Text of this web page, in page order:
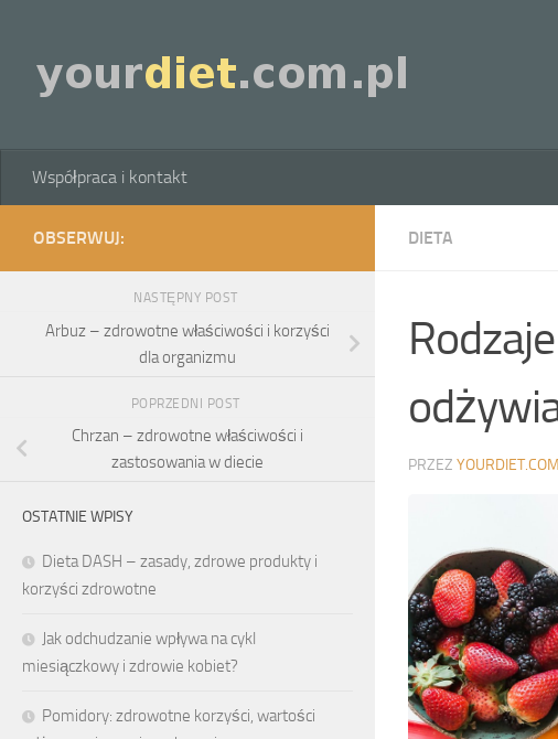
Współpraca i kontakt
DIETA
PRZEZ
OBSERWUJ:
NASTĘPNY POST
Arbuz – zdrowotne właściwości i korzyści
dla organizmu
POPRZEDNI POST
Chrzan – zdrowotne właściwości i
zastosowania w diecie
OSTATNIE WPISY
Dieta DASH – zasady, zdrowe produkty i
korzyści zdrowotne
Jak odchudzanie wpływa na cykl
miesiączkowy i zdrowie kobiet?
Pomidory: zdrowotne korzyści, wartości